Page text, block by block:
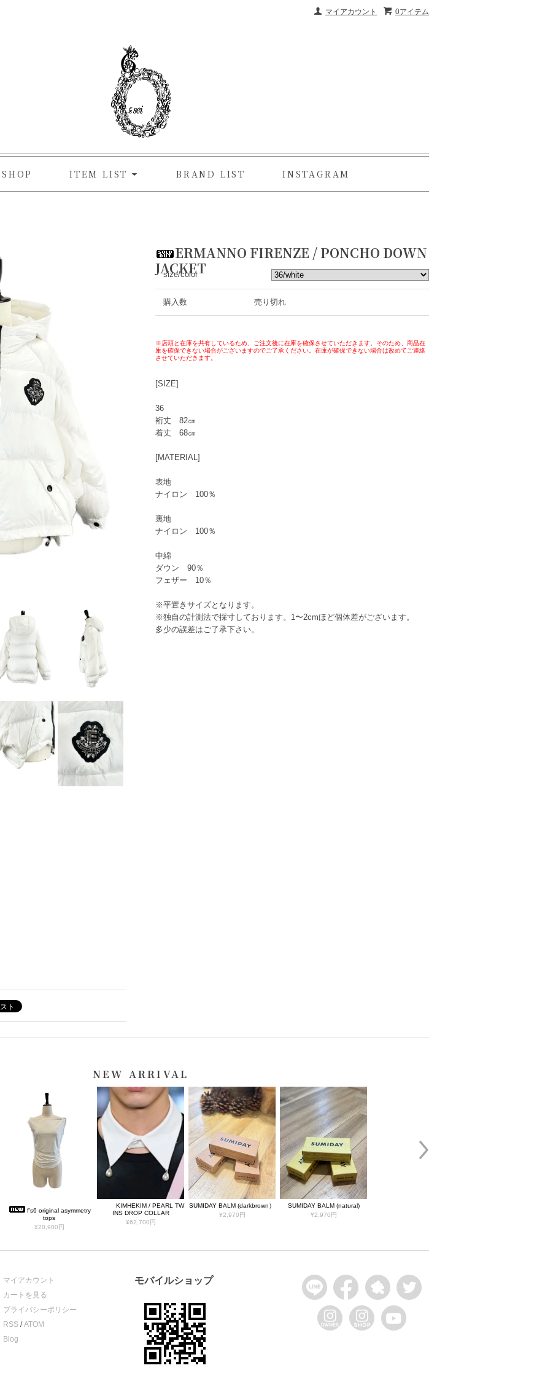
0アイテム
マイアカウント
SHOP ITEM LIST BRAND LIST INSTAGRAM
ERMANNO FIRENZE / PONCHO DOWN
JACKET
size/color
購入数 売り切れ
※店頭と在庫を共有しているため、ご注文後に在庫を確保させていただきます。そのため、商品在
庫を確保できない場合がございますのでご了承ください。在庫が確保できない場合は改めてご連絡
させていただきます。
[SIZE]
36
裄丈 82㎝
着丈 68㎝
[MATERIAL]
表地
ナイロン 100％
裏地
ナイロン 100％
中綿
ダウン 90％
フェザー 10％
※平置きサイズとなります。
※独自の計測法で採寸しております。1〜2cmほど個体差がございます。
多少の誤差はご了承下さい。
NEW ARRIVAL
f's6 original asymmetry
tops
¥20,900円
KIMHEKIM / PEARL TW
INS DROP COLLAR
¥62,700円
SUMIDAY BALM (darkbrown）
¥2,970円
SUMIDAY BALM (natural)
¥2,970円
マイアカウント
カートを見る
プライバシーポリシー
RSS /ATOM
Blog
モバイルショップ